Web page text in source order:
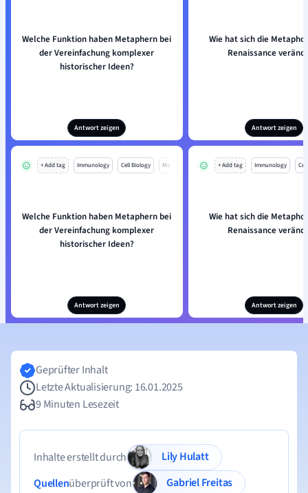
Welche Funktion haben Metaphern bei
der Vereinfachung komplexer
historischer Ideen?
Antwort zeigen
Wie hat sich die
Renaissance
Antwort zeigen
+ Add tag Immunology Cell Biology Mo
Welche Funktion haben Metaphern bei
der Vereinfachung komplexer
historischer Ideen?
Antwort zeigen
+ Add tag Immunology
Wie hat sich die
Renaissance
Antwort zeigen
Geprüfter Inhalt
Letzte Aktualisierung: 16.01.2025
9 Minuten Lesezeit
Inhalte erstellt durch
Lily Hulatt
Quellenüberprüft von
Gabriel Freitas